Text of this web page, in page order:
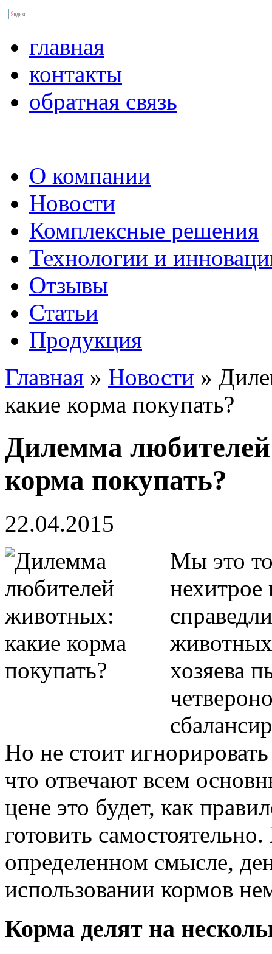
главная
контакты
обратная связь
О компании
Новости
Комплексные решения
Технологии и
Отзывы
Статьи
Продукция
Главная » Новости »
какие корма покупать?
Дилемма
корма покупать?
22.04.2015
Мы это
нехитрое
хозяева
Но не стоит
что отвечают всем
цене это будет, как
готовить
определенном смысле,
использовании кормов
Корма делят на